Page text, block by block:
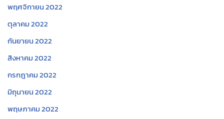
พฤศจิกายน 2022
ตุลาคม 2022
กันยายน 2022
สิงหาคม 2022
กรกฎาคม 2022
มิถุนายน 2022
พฤษภาคม 2022